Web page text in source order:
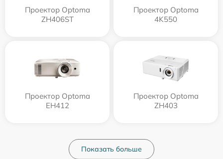
Проектор Optoma
ZH406ST
Проектор Optoma
4K550
Проектор Optoma
EH412
Проектор Optoma
ZH403
Показать больше